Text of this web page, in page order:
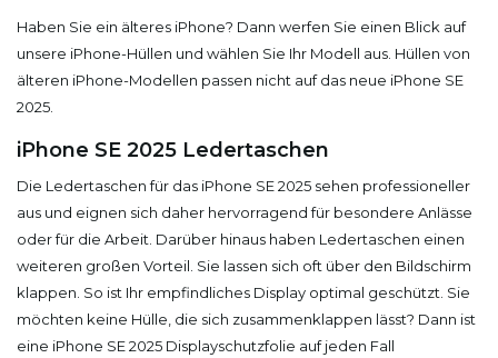
Haben Sie ein älteres iPhone? Dann werfen Sie einen Blick auf
unsere iPhone-Hüllen und wählen Sie Ihr Modell aus. Hüllen von
älteren iPhone-Modellen passen nicht auf das neue iPhone SE
2025.
iPhone SE 2025 Ledertaschen
Die Ledertaschen für das iPhone SE 2025 sehen professioneller
aus und eignen sich daher hervorragend für besondere Anlässe
oder für die Arbeit. Darüber hinaus haben Ledertaschen einen
weiteren großen Vorteil. Sie lassen sich oft über den Bildschirm
klappen. So ist Ihr empfindliches Display optimal geschützt. Sie
möchten keine Hülle, die sich zusammenklappen lässt? Dann ist
eine iPhone SE 2025 Displayschutzfolie auf jeden Fall